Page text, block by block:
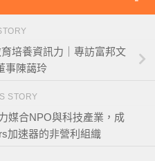
培養資訊力｜專訪富邦文
事陳藹玲
STORY
媒合NPO與科技產業，成
加速器的非營利組織